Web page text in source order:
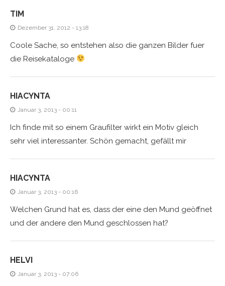
TIM
Dezember 31, 2012 - 13:18
Coole Sache, so entstehen also die ganzen Bilder fuer
die Reisekataloge
HIACYNTA
Januar 3, 2013 - 00:11
Ich finde mit so einem Graufilter wirkt ein Motiv gleich
sehr viel interessanter. Schön gemacht, gefällt mir
HIACYNTA
Januar 3, 2013 - 00:16
Welchen Grund hat es, dass der eine den Mund geöffnet
und der andere den Mund geschlossen hat?
HELVI
Januar 3, 2013 - 07:06